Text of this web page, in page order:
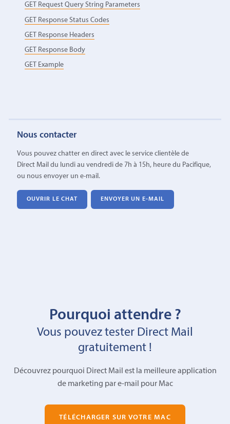
GET Request Query String Parameters
GET Response Status Codes
GET Response Headers
GET Response Body
GET Example
Nous contacter
Vous pouvez chatter en direct avec le service clientèle de
Direct Mail du lundi au vendredi de 7h à 15h, heure du Pacifique,
ou nous envoyer un e-mail.
OUVRIR LE CHAT ENVOYER UN E-MAIL
Pourquoi attendre ?
Vous pouvez tester Direct Mail
gratuitement !
Découvrez pourquoi Direct Mail est la meilleure application
de marketing par e-mail pour Mac
TÉLÉCHARGER SUR VOTRE MAC